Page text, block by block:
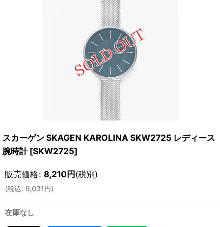
スカーゲン SKAGEN KAROLINA SKW2725 レディース
腕時計 [SKW2725]
販売価格: 8,210円(税別)
(税込: 9,031円)
在庫なし